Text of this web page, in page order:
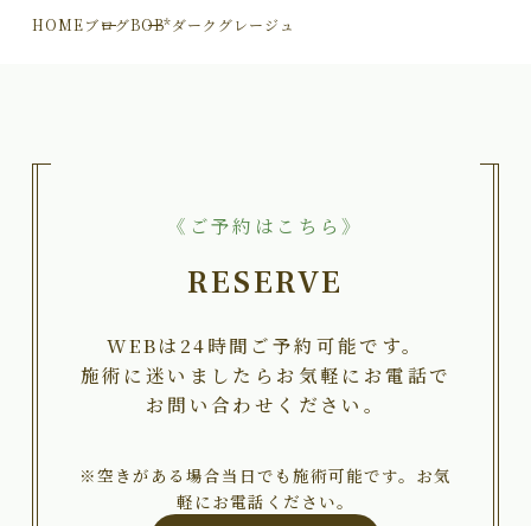
HOMEブログBOB*ダークグレージュ
《ご予約はこちら》
RESERVE
WEBは24時間ご予約可能です。
施術に迷いましたらお気軽にお電話で
お問い合わせください。
※空きがある場合当日でも施術可能です。お気
軽にお電話ください。